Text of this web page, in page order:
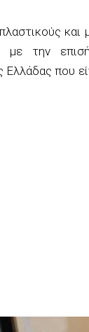
και
με την
Ελλάδας που